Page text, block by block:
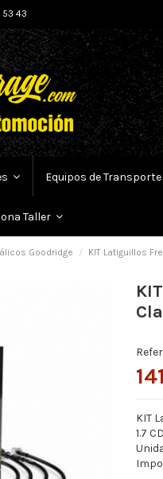
43
Equipos de Transporte
Taller
Goodridge KIT Latiguillos
KIT
1.7